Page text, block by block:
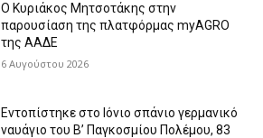
Ο Κυριάκος Μητσοτάκης στην
παρουσίαση της πλατφόρμας myAGRO
της ΑΑΔΕ
6 Αυγούστου 2026
Εντοπίστηκε στο Ιόνιο σπάνιο γερμανικό
ναυάγιο του Β’ Παγκοσμίου Πολέμου, 83